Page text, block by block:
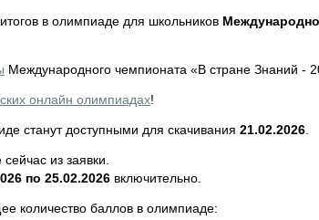
в олимпиаде для школьников
Международного чемпионата «В стране Знаний -
онлайн олимпиадах!
станут доступными для скачивания 21.02.2026
из заявки.
по 25.02.2026 включительно.
количество баллов в олимпиаде: